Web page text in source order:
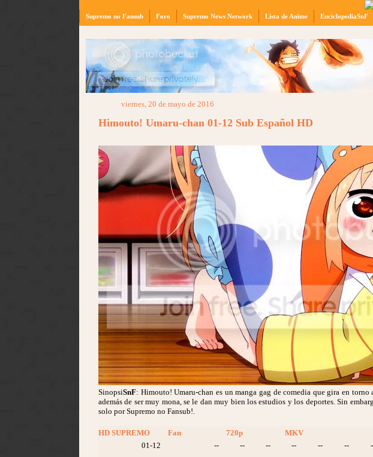
Supremo no Fansub Foro Supremo News Network Lista de Anime EnciclopediaSnF
viernes, 20 de mayo de 2016
Himouto! Umaru-chan 01-12 Sub Español HD
SinopsiSnF: Himouto! Umaru-chan es un manga gag de comedia que gira en torno
además de ser muy mona, se le dan muy bien los estudios y los deportes. Sin
solo por Supremo no Fansub!.
HD SUPREMO Fan 720p
MKV
01-12
-- -- -- -- -- --